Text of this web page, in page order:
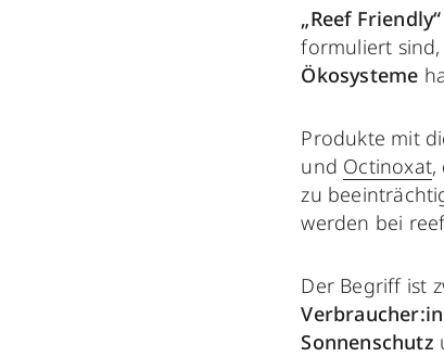
„Reef Friendly“
formuliert sind,
Ökosysteme
Produkte mit
und Octinoxat,
zu
werden bei
Der Begriff ist
Sonnenschutz